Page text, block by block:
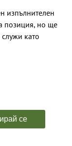
изпълнителен
позиция, но ще
като
Хванаха за ден 29
шофьори с алкохол